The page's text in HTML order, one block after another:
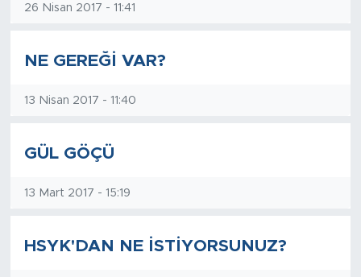
26 Nisan 2017 - 11:41
NE GEREĞİ VAR?
13 Nisan 2017 - 11:40
GÜL GÖÇÜ
13 Mart 2017 - 15:19
HSYK'DAN NE İSTİYORSUNUZ?